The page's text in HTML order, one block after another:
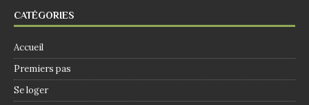
CATÉGORIES
Accueil
Premiers pas
Se loger